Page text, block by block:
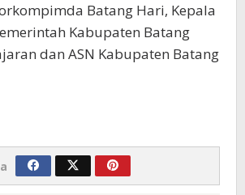
Batang Hari, Kepala
Kabupaten Batang
dan ASN Kabupaten Batang